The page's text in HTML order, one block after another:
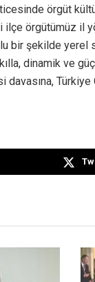
örgüt
ilçe örgütümüz il
bir şekilde yerel
dinamik ve